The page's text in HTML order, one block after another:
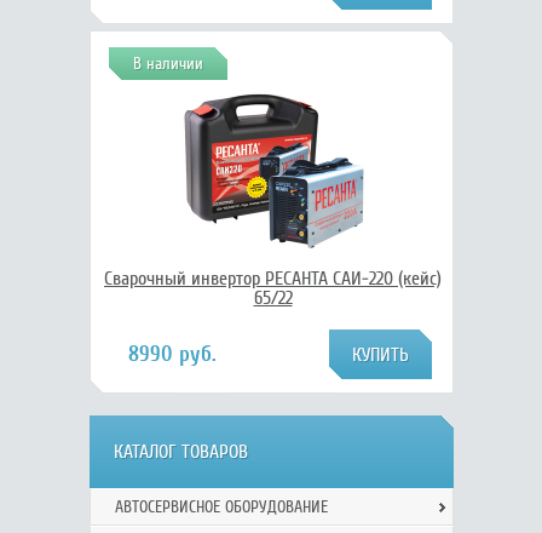
В наличии
Сварочный инвертор РЕСАНТА САИ-220 (кейс)
65/22
8990 руб.
КАТАЛОГ ТОВАРОВ
АВТОСЕРВИСНОЕ ОБОРУДОВАНИЕ